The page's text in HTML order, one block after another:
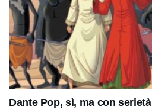
Dante Pop, sì, ma con serietà